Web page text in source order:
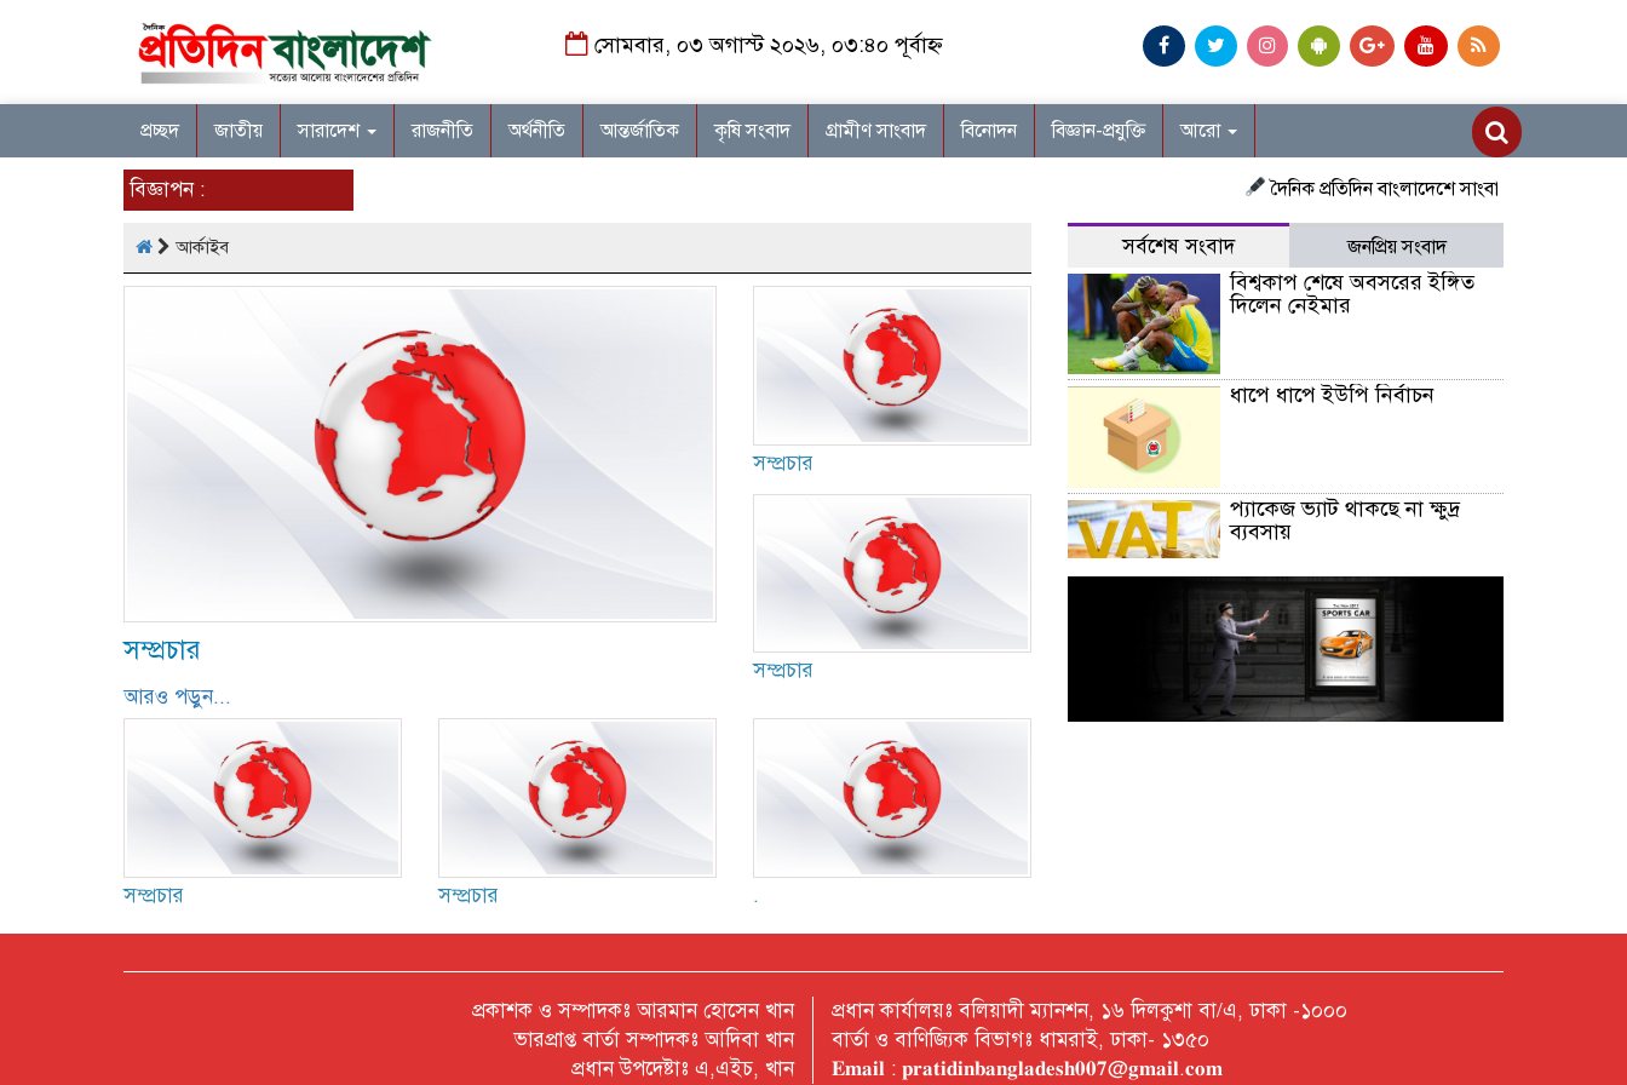
সোমবার, ০৩ অগাস্ট ২০২৬, ০৩:৪০ পূর্বাহ্ন
প্রচ্ছদ জাতীয় সারাদেশ রাজনীতি অর্থনীতি আন্তর্জাতিক কৃষি সংবাদ গ্রামীণ সাংবাদ বিনোদন বিজ্ঞান-প্রযুক্তি আরো
বিজ্ঞাপন : দৈনিক প্রতিদিন বাংলাদেশে সাংবাদিক নিয়োগ চলছে
আর্কাইব
সম্প্রচার
আরও পড়ুন...
সম্প্রচার
সম্প্রচার
সম্প্রচার সম্প্রচার .
সর্বশেষ সংবাদ জনপ্রিয় সংবাদ
বিশ্বকাপ শেষে অবসরের ইঙ্গিত
দিলেন নেইমার
ধাপে ধাপে ইউপি নির্বাচন
প্যাকেজ ভ্যাট থাকছে না ক্ষুদ্র
ব্যবসায়
অক্টোবরে স্থানীয় সরকার নির্বাচন
আয়োজনের লক্ষ্যে প্রস্তুতি চলছে :
ইসি
৬০ কিমি বেগে ঝড়ের আভাস
প্রকাশক ও সম্পাদকঃ আরমান হোসেন খান
ভারপ্রাপ্ত বার্তা সম্পাদকঃ আদিবা খান
প্রধান উপদেষ্টাঃ এ,এইচ, খান
প্রধান কার্যালয়ঃ বলিয়াদী ম্যানশন, ১৬ দিলকুশা বা/এ, ঢাকা -১০০০
বার্তা ও বাণিজ্যিক বিভাগঃ ধামরাই, ঢাকা- ১৩৫০
𝐄𝐦𝐚𝐢𝐥 : 𝐩𝐫𝐚𝐭𝐢𝐝𝐢𝐧𝐛𝐚𝐧𝐠𝐥𝐚𝐝𝐞𝐬𝐡𝟎𝟎𝟕@𝐠𝐦𝐚𝐢𝐥.𝐜𝐨𝐦